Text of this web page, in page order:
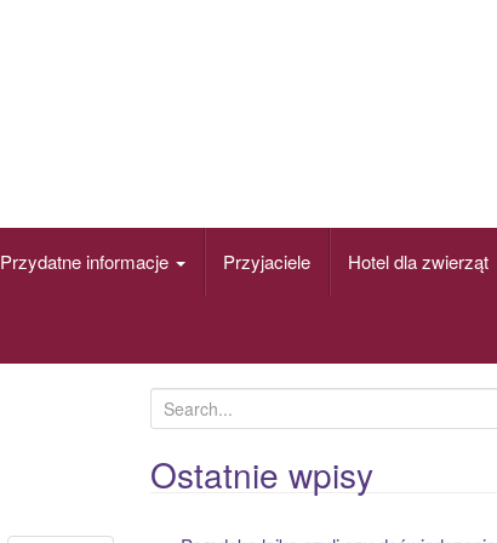
Przydatne informacje Przyjaciele Hotel dla zwierząt
e
a
r
Ostatnie wpisy